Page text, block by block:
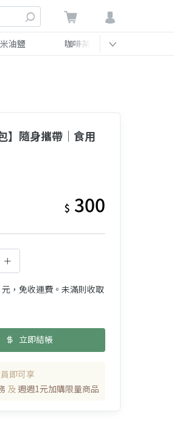
米油鹽 咖啡茶
】隨身攜帶｜食用
$ 300
，免收運費。未滿則收取
立即結帳
即可享
及 週週1元加購限量商品